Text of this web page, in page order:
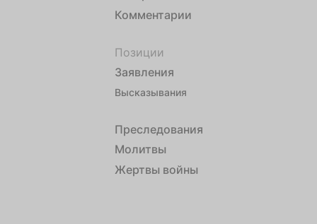
Комментарии
Позиции
Заявления
Высказывания
Преследования
Молитвы
Жертвы войны